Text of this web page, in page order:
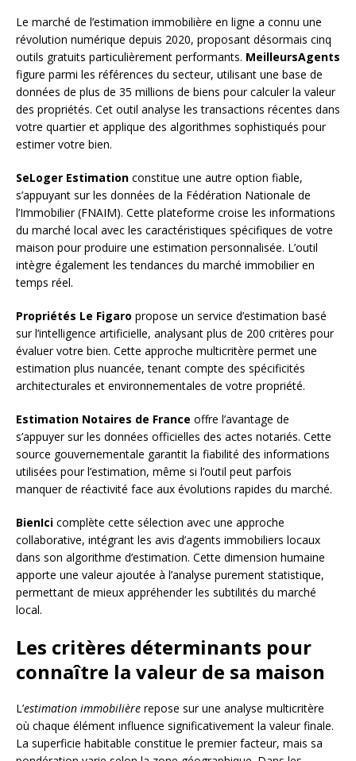
Le marché de l’estimation immobilière en ligne a connu une
révolution numérique depuis 2020, proposant désormais cinq
outils gratuits particulièrement performants. MeilleursAgents
figure parmi les références du secteur, utilisant une base de
données de plus de 35 millions de biens pour calculer la valeur
des propriétés. Cet outil analyse les transactions récentes dans
votre quartier et applique des algorithmes sophistiqués pour
estimer votre bien.
SeLoger Estimation constitue une autre option fiable,
s’appuyant sur les données de la Fédération Nationale de
l’Immobilier (FNAIM). Cette plateforme croise les informations
du marché local avec les caractéristiques spécifiques de votre
maison pour produire une estimation personnalisée. L’outil
intègre également les tendances du marché immobilier en
temps réel.
Propriétés Le Figaro propose un service d’estimation basé
sur l’intelligence artificielle, analysant plus de 200 critères pour
évaluer votre bien. Cette approche multicritère permet une
estimation plus nuancée, tenant compte des spécificités
architecturales et environnementales de votre propriété.
Estimation Notaires de France offre l’avantage de
s’appuyer sur les données officielles des actes notariés. Cette
source gouvernementale garantit la fiabilité des informations
utilisées pour l’estimation, même si l’outil peut parfois
manquer de réactivité face aux évolutions rapides du marché.
BienIci complète cette sélection avec une approche
collaborative, intégrant les avis d’agents immobiliers locaux
dans son algorithme d’estimation. Cette dimension humaine
apporte une valeur ajoutée à l’analyse purement statistique,
permettant de mieux appréhender les subtilités du marché
local.
Les critères déterminants pour
connaître la valeur de sa maison
L’estimation immobilière repose sur une analyse multicritère
où chaque élément influence significativement la valeur finale.
La superficie habitable constitue le premier facteur, mais sa